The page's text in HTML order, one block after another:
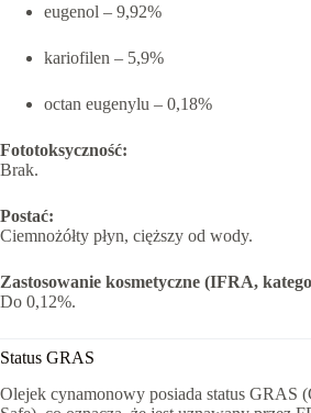
eugenol – 9,92%
kariofilen – 5,9%
octan eugenylu – 0,18%
Fototoksyczność:
Brak.
Postać:
Ciemnożółty płyn, cięższy od wody.
Zastosowanie kosmetyczne (IFRA,
Do 0,12%.
Status GRAS
Olejek cynamonowy posiada status GRAS